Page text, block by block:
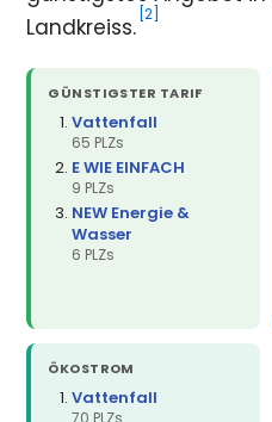
Landkreiss. [2]
GÜNSTIGSTER TARIF
Vattenfall
65 PLZs
E WIE EINFACH
9 PLZs
NEW Energie &
Wasser
6 PLZs
ÖKOSTROM
Vattenfall
70 PLZs